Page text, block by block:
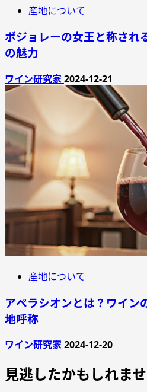
産地について
ボジョレーの女王と称され
の魅力
ワイン研究家2024-12-21
産地について
アペラシオンとは？ワイン
地呼称
ワイン研究家2024-12-20
見逃したかもしれま